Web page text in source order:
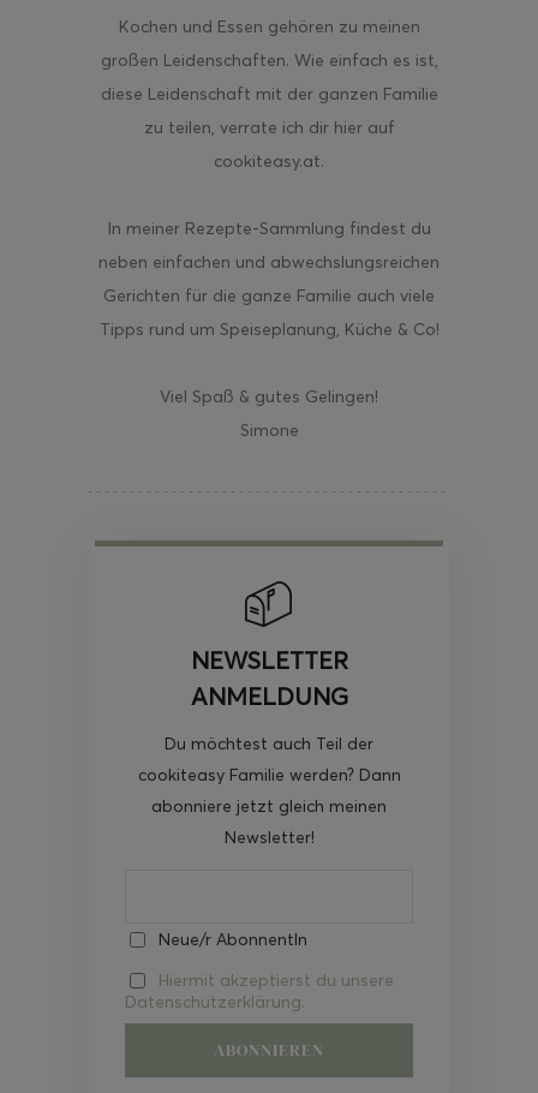
Kochen und Essen gehören zu meinen
großen Leidenschaften. Wie einfach es ist,
diese Leidenschaft mit der ganzen Familie
zu teilen, verrate ich dir hier auf
cookiteasy.at.
In meiner Rezepte-Sammlung findest du
neben einfachen und abwechslungsreichen
Gerichten für die ganze Familie auch viele
Tipps rund um Speiseplanung, Küche & Co!
Viel Spaß & gutes Gelingen!
Simone
NEWSLETTER
ANMELDUNG
Du möchtest auch Teil der
cookiteasy Familie werden? Dann
abonniere jetzt gleich meinen
Newsletter!
Neue/r AbonnentIn
Hiermit akzeptierst du unsere
Datenschutzerklärung.